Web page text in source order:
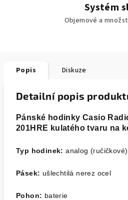
Systém
Objemové a
Popis Diskuze
Detailní popis
Pánské hodinky Casio
201HRE kulatého tvaru na
Typ hodinek: analog (ručičkové)
Pásek: ušlechtilá nerez ocel
Pohon: baterie